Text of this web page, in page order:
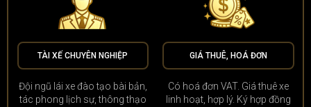
TÀI XẾ CHUYÊN NGHIỆP
Đội ngũ lái xe đào tạo bài bản,
tác phong lịch sự, thông thạo
GIÁ THUÊ, HOÁ ĐƠN
Có hoá đơn VAT. Giá thuê xe
linh hoạt, hợp lý. Ký hợp đồng